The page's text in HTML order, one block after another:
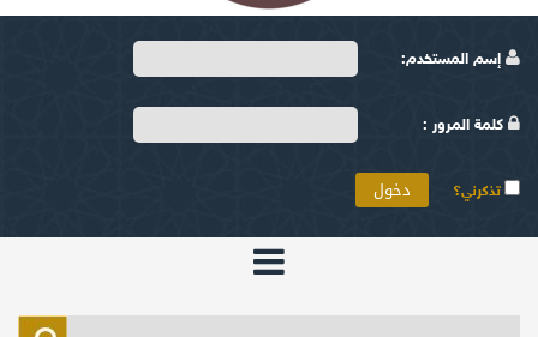
إسم المستخدم:
كلمة المرور :
تذكرني؟